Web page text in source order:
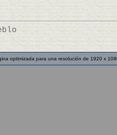
optimizada para una resolución de 1920 x